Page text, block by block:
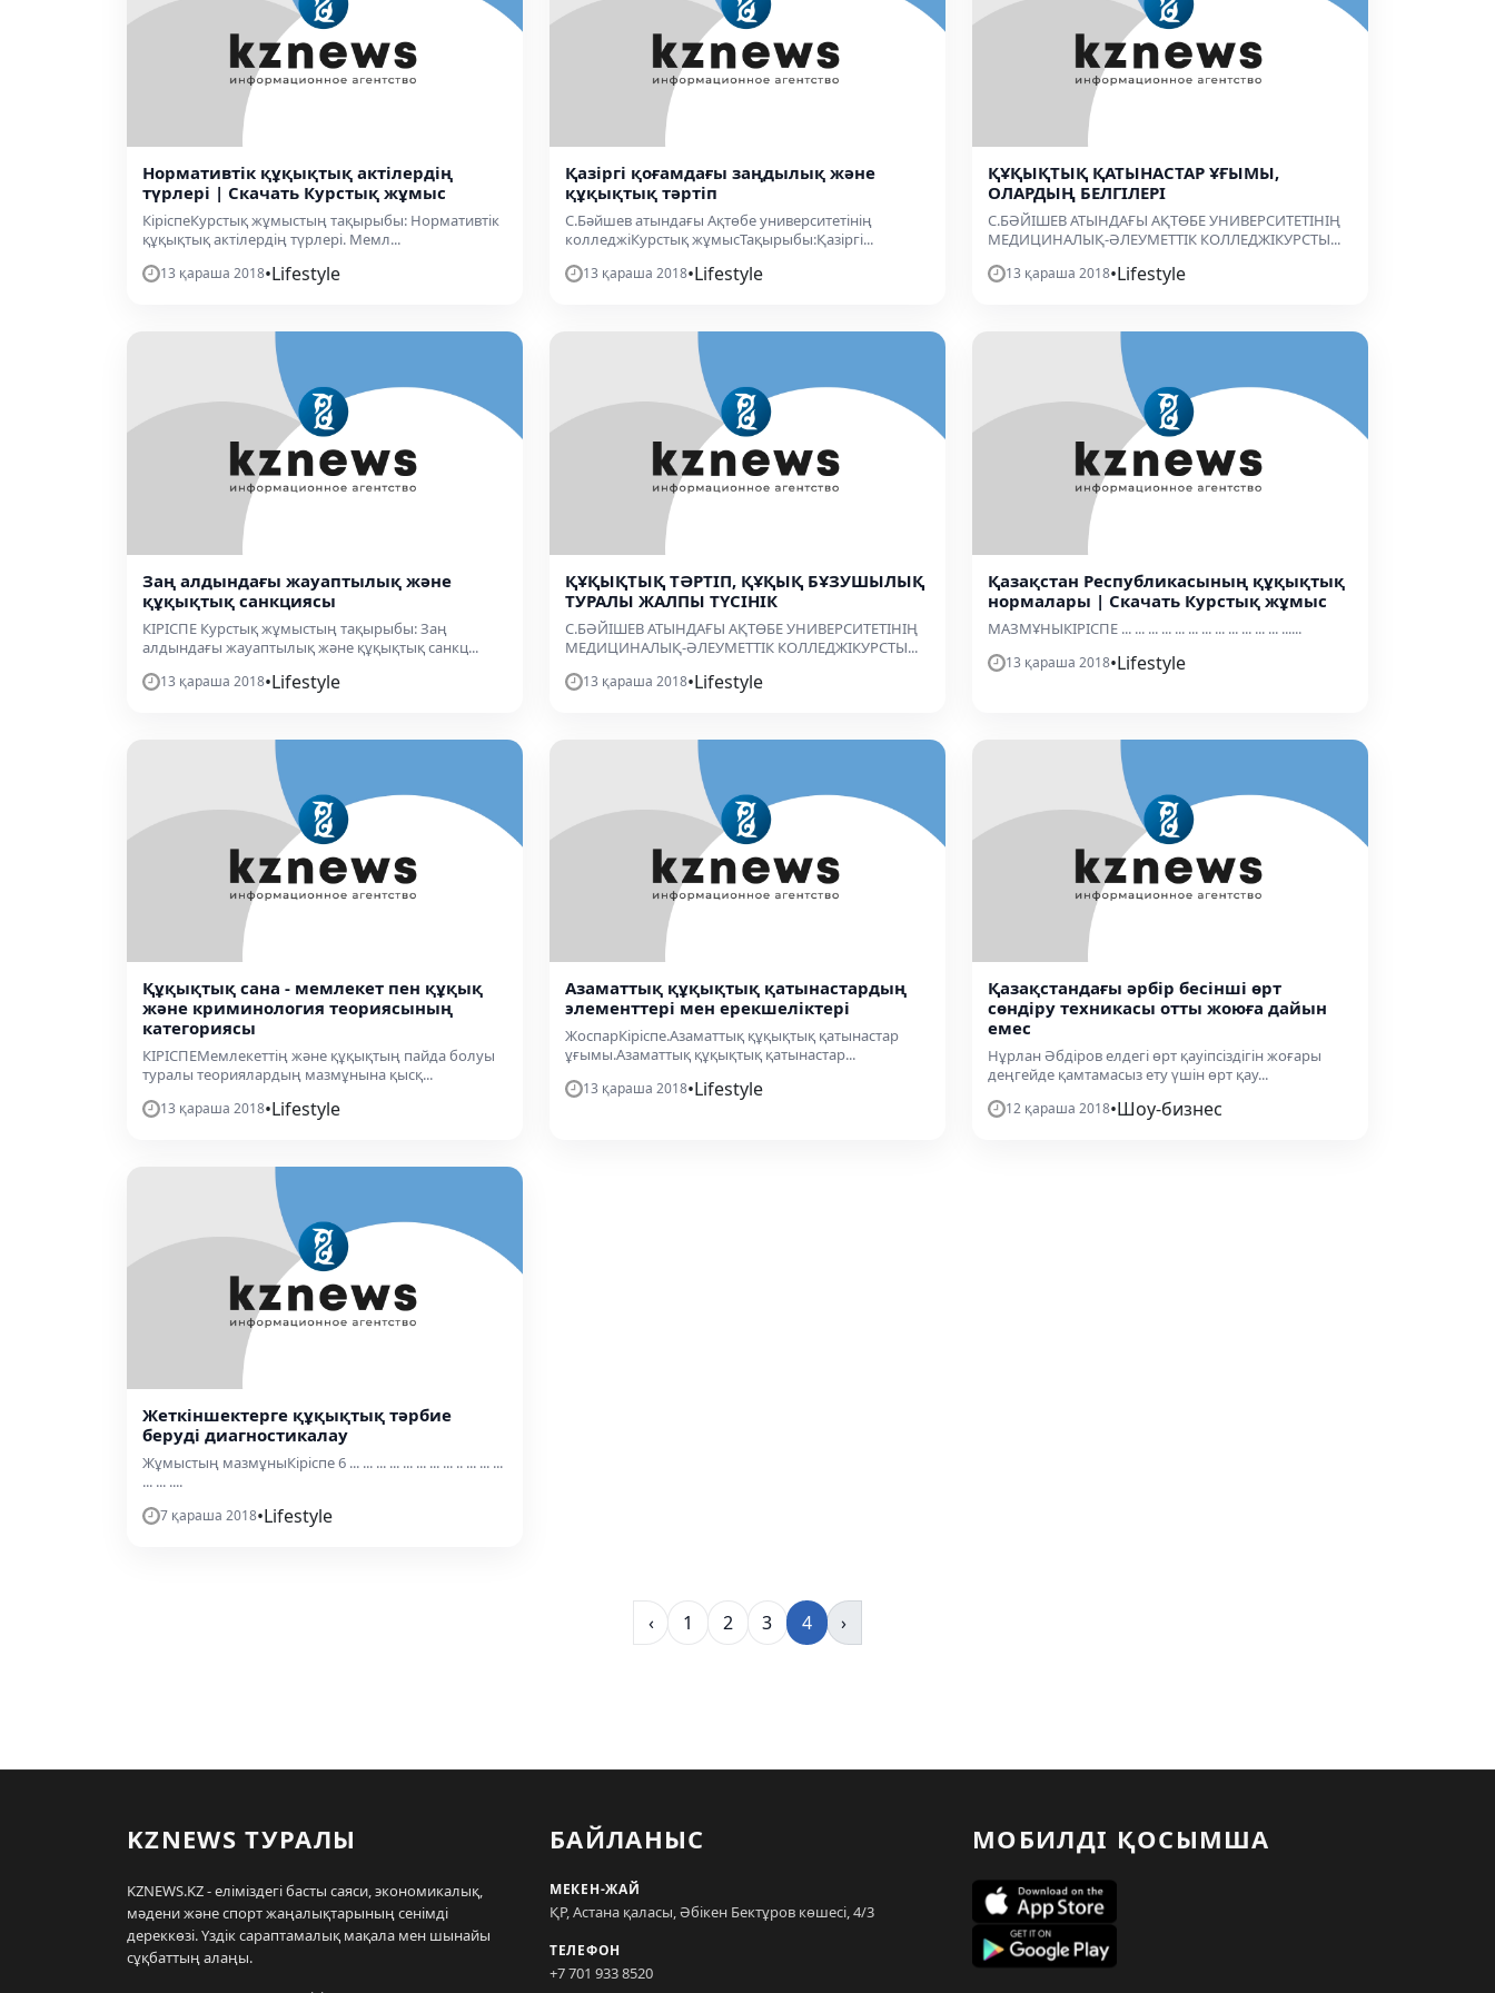
Нормативтік құқықтық актілердің
түрлері | Скачать Курстық жұмыс
КіріспеКурстық жұмыстың тақырыбы: Нормативтік
құқықтық актілердің түрлері. Мемл...
13 қараша 2018•Lifestyle
Қазіргі қоғамдағы заңдылық және
құқықтық тәртіп
С.Бәйшев атындағы Ақтөбе университетінің
колледжіКурстық жұмысТақырыбы:Қазіргі...
13 қараша 2018•Lifestyle
ҚҰҚЫҚТЫҚ ҚАТЫНАСТАР ҰҒЫМЫ,
ОЛАРДЫҢ БЕЛГІЛЕРІ
С.БӘЙІШЕВ АТЫНДАҒЫ АҚТӨБЕ УНИВЕРСИТЕТІНІҢ
МЕДИЦИНАЛЫҚ-ӘЛЕУМЕТТІК КОЛЛЕДЖІКУРСТЫ...
13 қараша 2018•Lifestyle
Заң алдындағы жауаптылық және
құқықтық санкциясы
КІРІСПЕ Курстық жұмыстың тақырыбы: Заң
алдындағы жауаптылық және құқықтық санкц...
13 қараша 2018•Lifestyle
ҚҰҚЫҚТЫҚ ТӘРТІП, ҚҰҚЫҚ БҰЗУШЫЛЫҚ
ТУРАЛЫ ЖАЛПЫ ТҮСІНІК
С.БӘЙІШЕВ АТЫНДАҒЫ АҚТӨБЕ УНИВЕРСИТЕТІНІҢ
МЕДИЦИНАЛЫҚ-ӘЛЕУМЕТТІК КОЛЛЕДЖІКУРСТЫ...
13 қараша 2018•Lifestyle
Қазақстан Республикасының құқықтық
нормалары | Скачать Курстық жұмыс
МАЗМҰНЫКІРІСПЕ ... ... ... ... ... ... ... ... ... ... ... ... ......
13 қараша 2018•Lifestyle
Құқықтық сана - мемлекет пен құқық
және криминология теориясының
категориясы
КІРІСПЕМемлекеттің және құқықтың пайда болуы
туралы теориялардың мазмұнына қысқ...
13 қараша 2018•Lifestyle
Азаматтық құқықтық қатынастардың
элементтері мен ерекшеліктері
ЖоспарКіріспе.Азаматтық құқықтық қатынастар
ұғымы.Азаматтық құқықтық қатынастар...
13 қараша 2018•Lifestyle
Қазақстандағы әрбір бесінші өрт
сөндіру техникасы отты жоюға дайын
емес
Нұрлан Әбдіров елдегі өрт қауіпсіздігін жоғары
деңгейде қамтамасыз ету үшін өрт қау...
12 қараша 2018•Шоу-бизнес
Жеткіншектерге құқықтық тәрбие
беруді диагностикалау
Жұмыстың мазмұныКіріспе 6 ... ... ... ... ... ... ... ... .. ... ... ...
... ... ....
7 қараша 2018•Lifestyle
‹ 1 2 3 4 ›
KZNEWS ТУРАЛЫ
KZNEWS.KZ - еліміздегі басты саяси, экономикалық,
мәдени және спорт жаңалықтарының сенімді
дереккөзі. Үздік сараптамалық мақала мен шынайы
сұқбаттың алаңы.
БАЙЛАНЫС
МЕКЕН-ЖАЙ
ҚР, Астана қаласы, Әбікен Бектұров көшесі, 4/3
ТЕЛЕФОН
+7 701 933 8520
МОБИЛДІ ҚОСЫМША